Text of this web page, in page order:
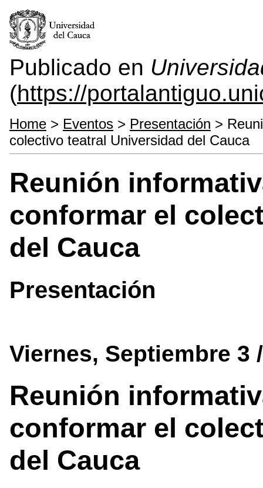
Publicado en
(https://
Home > Eventos > Presentación >
colectivo teatral Universidad del Cauca
Reunión
conformar el
del Cauca
Presentación
Viernes, Septiembre 3
Reunión
conformar el
del Cauca